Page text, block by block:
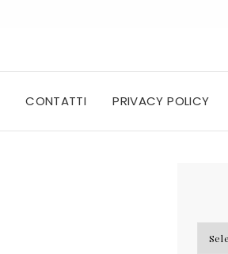
CONTATTI PRIVACY POLICY
Archivi